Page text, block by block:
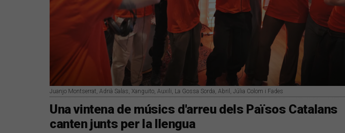
Juanjo Montserrat, Adrià Salas, Xanguito, Auxili, La Gossa Sorda, Abril, Júlia Colom i Fades
​Una vintena de músics d'arreu dels Països Catalans
canten junts per la llengua